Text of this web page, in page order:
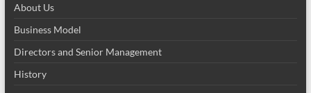
About Us
Business Model
Directors and Senior Management
History